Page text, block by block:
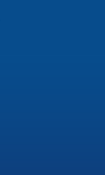
secondo